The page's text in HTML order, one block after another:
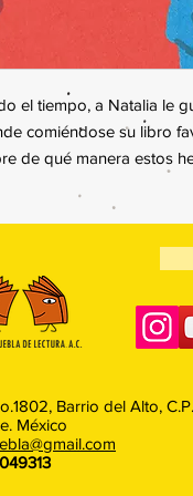
el tiempo, a Natalia le
comiéndose su libro
de qué manera estos
Barrio del Alto,
México